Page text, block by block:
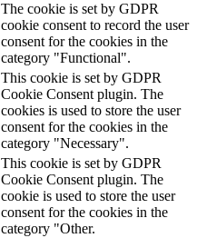
The cookie is set by GDPR
cookie consent to record the user
consent for the cookies in the
category "Functional".
This cookie is set by GDPR
Cookie Consent plugin. The
cookies is used to store the user
consent for the cookies in the
category "Necessary".
This cookie is set by GDPR
Cookie Consent plugin. The
cookie is used to store the user
consent for the cookies in the
category "Other.